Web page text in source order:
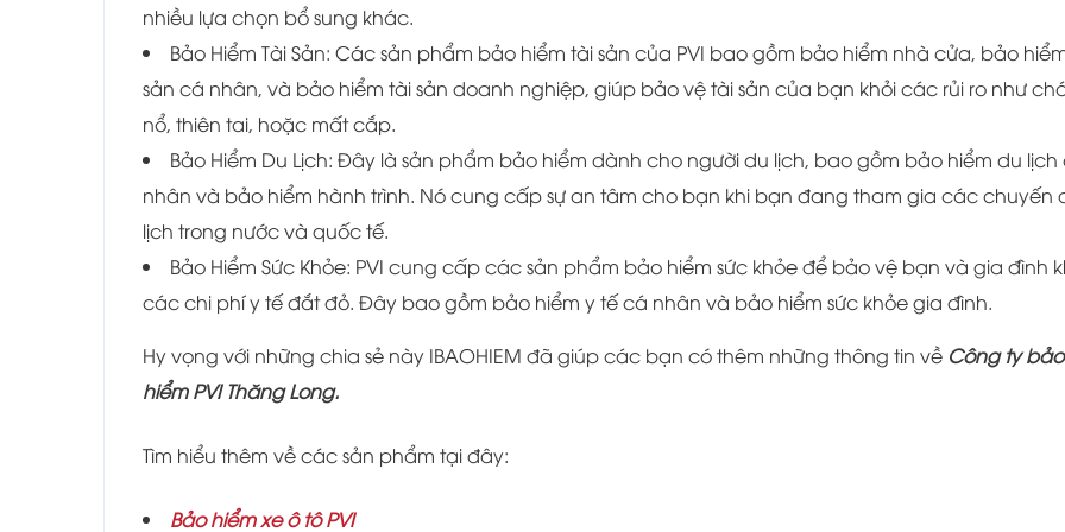
nhiều lựa chọn bổ sung khác.
Bảo Hiểm Tài Sản: Các sản phẩm bảo hiểm tài sản của PVI bao gồm bảo hiểm nhà cửa, bảo
sản cá nhân, và bảo hiểm tài sản doanh nghiệp, giúp bảo vệ tài sản của bạn khỏi các rủi ro như
nổ, thiên tai, hoặc mất cắp.
Bảo Hiểm Du Lịch: Đây là sản phẩm bảo hiểm dành cho người du lịch, bao gồm bảo hiểm du lịch
nhân và bảo hiểm hành trình. Nó cung cấp sự an tâm cho bạn khi bạn đang tham gia các chuyến
lịch trong nước và quốc tế.
Bảo Hiểm Sức Khỏe: PVI cung cấp các sản phẩm bảo hiểm sức khỏe để bảo vệ bạn và gia đình
các chi phí y tế đắt đỏ. Đây bao gồm bảo hiểm y tế cá nhân và bảo hiểm sức khỏe gia đình.
Hy vọng với những chia sẻ này IBAOHIEM đã giúp các bạn có thêm những thông tin về Công ty bảo
hiểm PVI Thăng Long.
Tìm hiểu thêm về các sản phẩm tại đây:
Bảo hiểm xe ô tô PVI